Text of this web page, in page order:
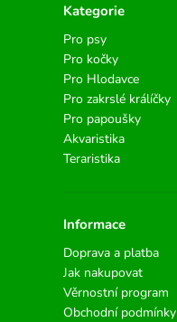
Kategorie
Pro psy
Pro kočky
Pro Hlodavce
Pro zakrslé králíčky
Pro papoušky
Akvaristika
Teraristika
Informace
Doprava a platba
Jak nakupovat
Věrnostní program
Obchodní podmínky